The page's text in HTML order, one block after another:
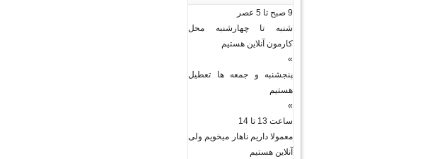
9 صبح تا 5 عصر
شنبه تا چهارشنبه محل
کارمون آنلاین هستیم
»
پنجشنبه و جمعه ها تعطیل
هستیم
»
ساعت 13 تا 14
معمولا داریم ناهار میخویم ولی
آنلاین هستیم